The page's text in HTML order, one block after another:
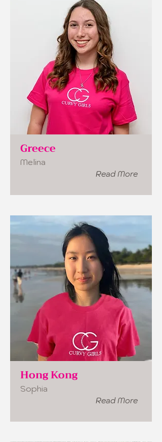
Greece
Melina
Read More
Hong Kong
Sophia
Read More